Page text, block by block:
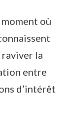
où
raviver la
entre
d’intérêt